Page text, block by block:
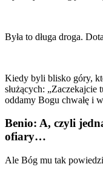
Była to długa droga.
Kiedy byli blisko góry,
służących: „Zaczekajcie
oddamy Bogu chwałę i
Benio: A, czyli
ofiary…
Ale Bóg mu tak